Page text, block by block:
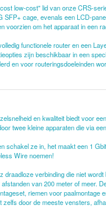
low-cost" lid van onze CRS-
cage, evenals een LCD-
voorzien om het apparaat in een
functionele router en een
zijn beschikbaar in een
en voor routeringsdoeleinden
en kwaliteit biedt voor
twee kleine apparaten die via
schakel ze in, het maakt een 1
Wire noemen!
verbinding die niet
van 200 meter of meer.
riemen voor paalmontage
door de meeste vensters,